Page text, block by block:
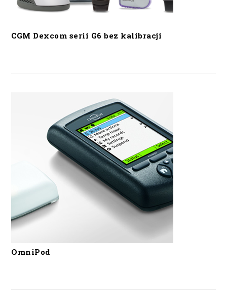
CGM Dexcom serii G6 bez kalibracji
OmniPod